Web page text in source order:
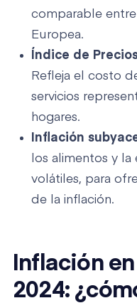
comparable
Europea.
Índice de
Refleja el costo
servicios
hogares.
Inflación
los alimentos y la
volátiles, para
de la inflación.
Inflación
2024: